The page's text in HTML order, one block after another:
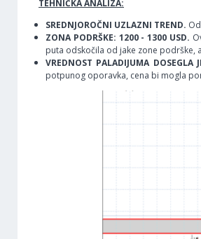
TEHNIČKA ANALIZA:
SREDNJOROČNI UZLAZNI TREND.
ZONA PODRŠKE: 1200 - 1300 USD.
puta odskočila od jake zone
VREDNOST PALADIJUMA
potpunog oporavka, cena bi mogla